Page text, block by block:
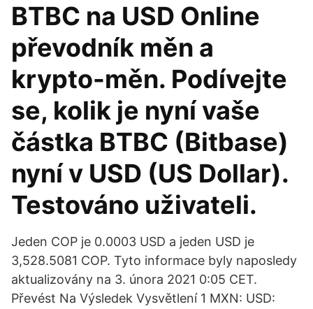
BTBC na USD Online
převodník měn a
krypto-měn. Podívejte
se, kolik je nyní vaše
částka BTBC (Bitbase)
nyní v USD (US Dollar).
Testováno uživateli.
Jeden COP je 0.0003 USD a jeden USD je
3,528.5081 COP. Tyto informace byly naposledy
aktualizovány na 3. února 2021 0:05 CET.
Převést Na Výsledek Vysvětlení 1 MXN: USD: